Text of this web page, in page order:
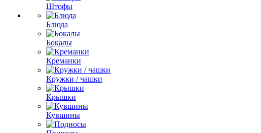
Штофы
Блюда
Бокалы
Креманки
Кружки / чашки
Крышки
Кувшины